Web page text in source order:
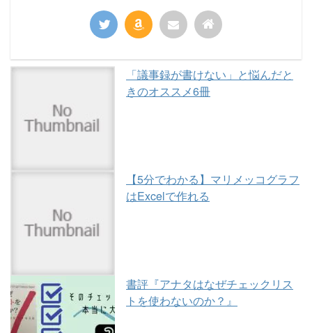
「議事録が書けない」と悩んだと
きのオススメ6冊
【5分でわかる】マリメッコグラフ
はExcelで作れる
書評『アナタはなぜチェックリス
トを使わないのか？』